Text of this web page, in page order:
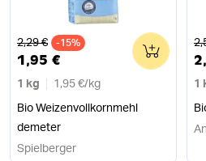
Alter Preis
2,29 € -15%
1,95 €
1 kg 1,95 €/ kg
Bio Weizenvollkornmehl
demeter
0
Spielberger
1